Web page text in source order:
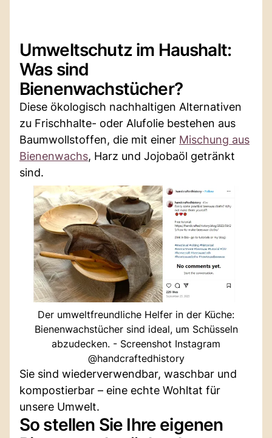
Umweltschutz im Haushalt:
Was sind
Bienenwachstücher?
Diese ökologisch nachhaltigen Alternativen
zu Frischhalte- oder Alufolie bestehen aus
Baumwollstoffen, die mit einer Mischung aus
Bienenwachs, Harz und Jojobaöl getränkt
sind.
Der umweltfreundliche Helfer in der Küche:
Bienenwachstücher sind ideal, um Schüsseln
abzudecken. - Screenshot Instagram
@handcraftedhistory
Sie sind wiederverwendbar, waschbar und
kompostierbar – eine echte Wohltat für
unsere Umwelt.
So stellen Sie Ihre eigenen